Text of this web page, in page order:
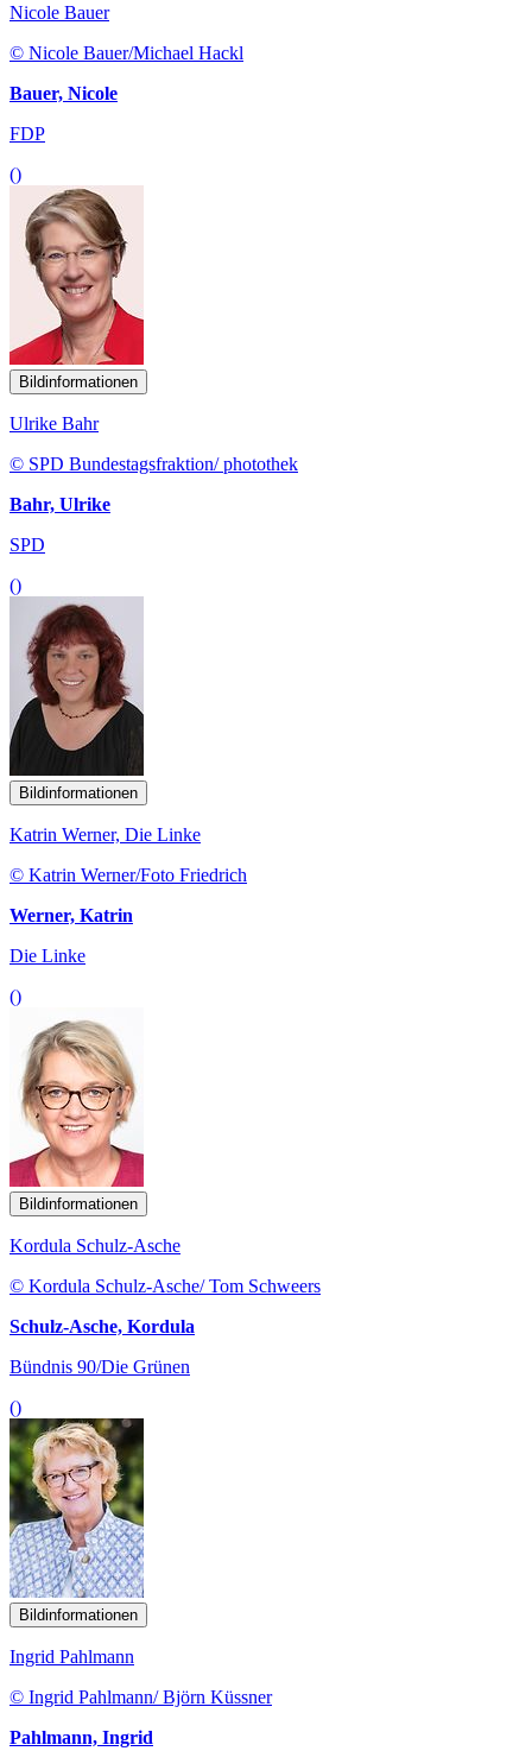
Nicole Bauer
© Nicole Bauer/Michael Hackl
Bauer, Nicole
FDP
()
Bildinformationen
Ulrike Bahr
© SPD Bundestagsfraktion/ photothek
Bahr, Ulrike
SPD
()
Bildinformationen
Katrin Werner, Die Linke
© Katrin Werner/Foto Friedrich
Werner, Katrin
Die Linke
()
Bildinformationen
Kordula Schulz-Asche
© Kordula Schulz-Asche/ Tom Schweers
Schulz-Asche, Kordula
Bündnis 90/Die Grünen
()
Bildinformationen
Ingrid Pahlmann
© Ingrid Pahlmann/ Björn Küssner
Pahlmann, Ingrid